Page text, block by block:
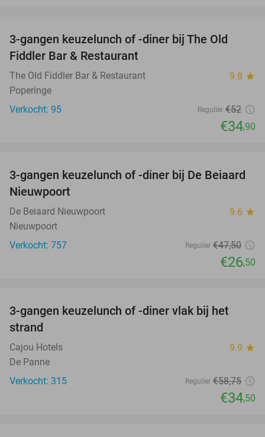
3-gangen keuzelunch of -diner bij The Old
Fiddler Bar & Restaurant
The Old Fiddler Bar & Restaurant 9.8 star
Poperinge
Verkocht: 95
Regulier €52
€34,90
44%
3-gangen keuzelunch of -diner bij De Beiaard
Nieuwpoort
De Beiaard Nieuwpoort 9.6 star
Nieuwpoort
Verkocht: 757
Regulier €47,50
€26,50
3-gangen keuzelunch of -diner vlak bij het
strand
Cajou Hotels 9.9 star
De Panne
Verkocht: 315
Regulier €58,75
€34,50